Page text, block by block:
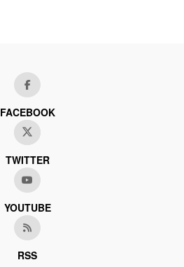
FACEBOOK
TWITTER
YOUTUBE
RSS